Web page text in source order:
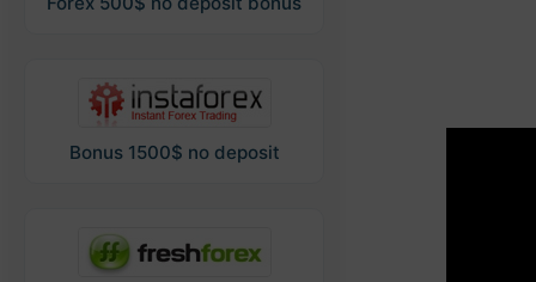
Bonus 1500$ no deposit